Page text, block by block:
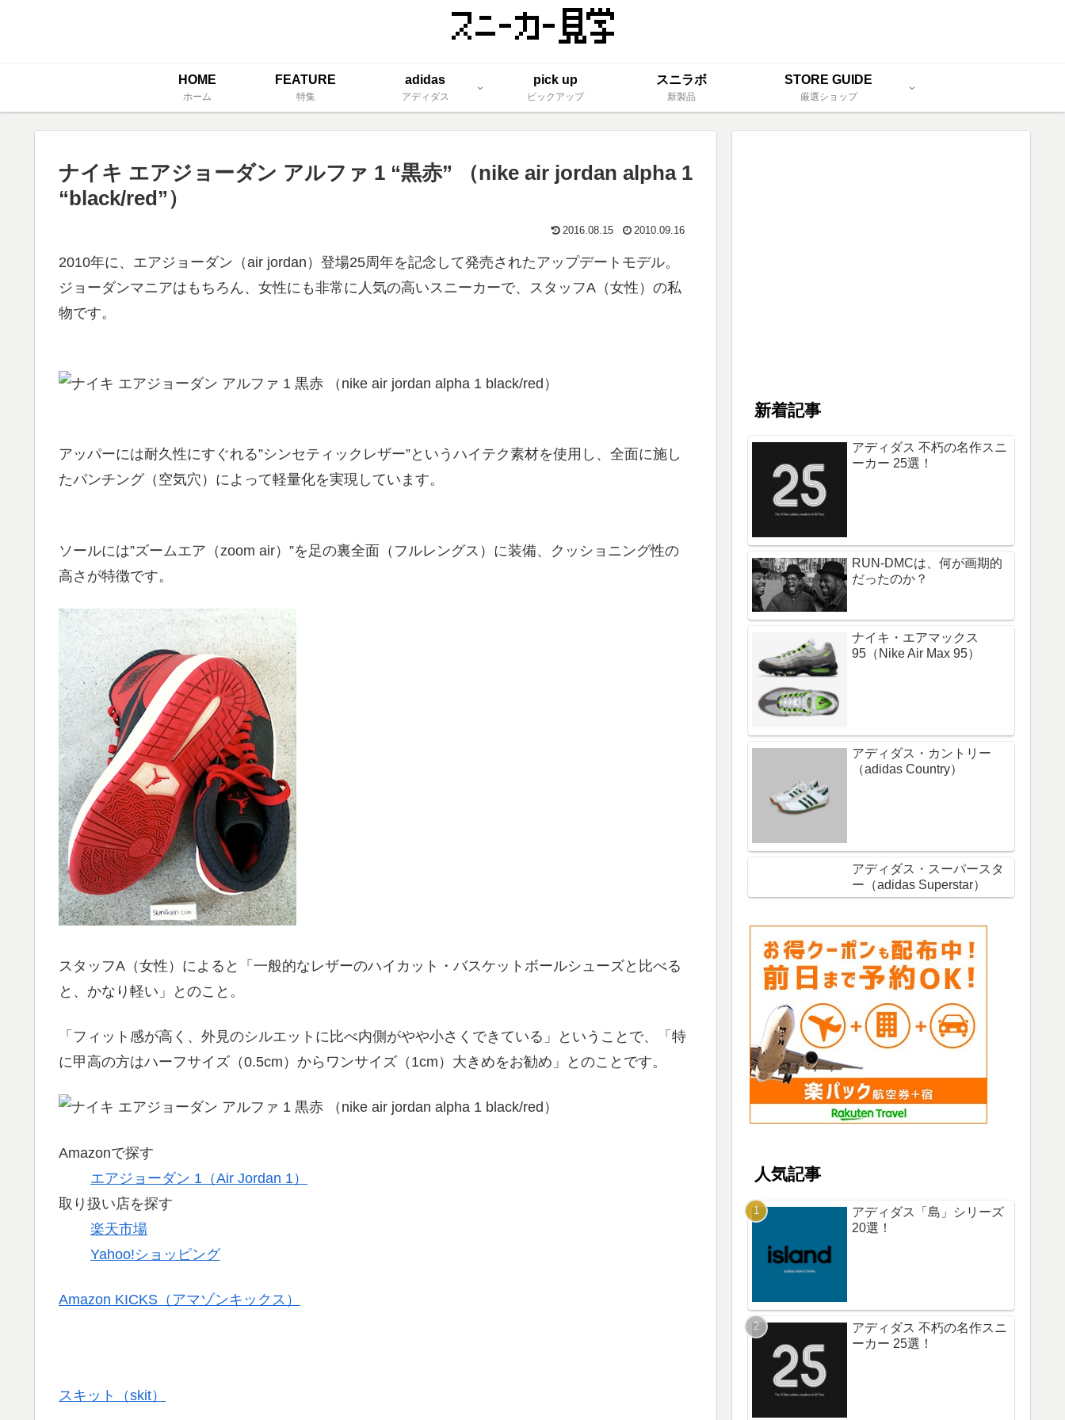
HOME
ホーム
FEATURE
特集
adidas
アディダス
pick up
ピックアップ
スニラボ
新製品
STORE GUIDE
厳選ショップ
ナイキ エアジョーダン アルファ 1 “黒赤” （nike air jordan alpha 1
“black/red”）
2016.08.15 2010.09.16
2010年に、エアジョーダン（air jordan）登場25周年を記念して発売されたアップデートモデル。
ジョーダンマニアはもちろん、女性にも非常に人気の高いスニーカーで、スタッフA（女性）の私
物です。
アッパーには耐久性にすぐれる”シンセティックレザー”というハイテク素材を使用し、全面に施し
たパンチング（空気穴）によって軽量化を実現しています。
ソールには”ズームエア（zoom air）”を足の裏全面（フルレングス）に装備、クッショニング性の
高さが特徴です。
スタッフA（女性）によると「一般的なレザーのハイカット・バスケットボールシューズと比べる
と、かなり軽い」とのこと。
「フィット感が高く、外見のシルエットに比べ内側がやや小さくできている」ということで、「特
に甲高の方はハーフサイズ（0.5cm）からワンサイズ（1cm）大きめをお勧め」とのことです。
Amazonで探す
エアジョーダン 1（Air Jordan 1）
取り扱い店を探す
楽天市場
Yahoo!ショッピング
Amazon KICKS（アマゾンキックス）
スキット（skit）
新着記事
アディダス 不朽の名作スニ
ーカー 25選！
RUN-DMCは、何が画期的
だったのか？
ナイキ・エアマックス
95（Nike Air Max 95）
アディダス・カントリー
（adidas Country）
アディダス・スーパースタ
ー（adidas Superstar）
人気記事
アディダス「島」シリーズ
20選！
アディダス 不朽の名作スニ
ーカー 25選！